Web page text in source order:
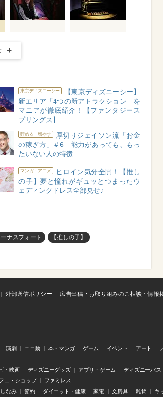
東京ディズニーシー
【東京ディズニーシー】
新エリア「4つの新アトラクション」を
マニアが徹底紹介！【ファンタジース
プリングス】
貯める・増やす
厚切りジェイソン流「お金
の稼ぎ方」＃6 能力があっても、もっ
たいない人の特徴
マンガ・アニメ
ヒロイン気分全開！【推し
の子】夢と憧れがギュッとつまったウ
ェディングドレス全部見せ♪
ナスフォート 【推しの子】
外部送信ポリシー
広告出稿・お取り組みのご相談・情報
演劇 ニコ動 本・マンガ ゲーム イベント アート
・映画 ディズニーグッズ アプリ・ゲーム ディズニーパス
ェ・ショップ ファミレス
なみ 節約 ダイエット・健康 家電 文房具 雑貨 キ